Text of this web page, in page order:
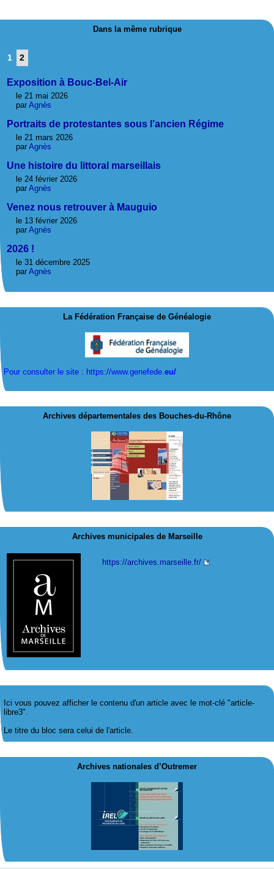
Dans la même rubrique
1 2
Exposition à Bouc-Bel-Air
le 21 mai 2026
par Agnès
Portraits de protestantes sous l’ancien Régime
le 21 mars 2026
par Agnès
Une histoire du littoral marseillais
le 24 février 2026
par Agnès
Venez nous retrouver à Mauguio
le 13 février 2026
par Agnès
2026 !
le 31 décembre 2025
par Agnès
La Fédération Française de Généalogie
Pour consulter le site : https://www.genefede.eu/
Archives départementales des Bouches-du-Rhône
Archives municipales de Marseille
https://archives.marseille.fr/
Ici vous pouvez afficher le contenu d'un article avec le mot-clé "article-
libre3".
Le titre du bloc sera celui de l'article.
Archives nationales d’Outremer